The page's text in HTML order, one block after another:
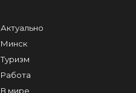
Актуально
Минск
Туризм
Работа
В мире